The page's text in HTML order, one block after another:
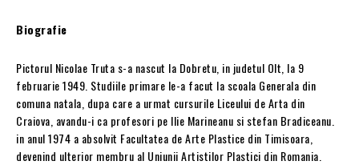
Biografie
Pictorul Nicolae Truta s-a nascut la Dobretu, in judetul Olt, la 9
februarie 1949. Studiile primare le-a facut la scoala Generala din
comuna natala, dupa care a urmat cursurile Liceului de Arta din
Craiova, avandu-i ca profesori pe Ilie Marineanu si stefan Bradiceanu.
in anul 1974 a absolvit Facultatea de Arte Plastice din Timisoara,
devenind ulterior membru al Uniunii Artistilor Plastici din Romania.